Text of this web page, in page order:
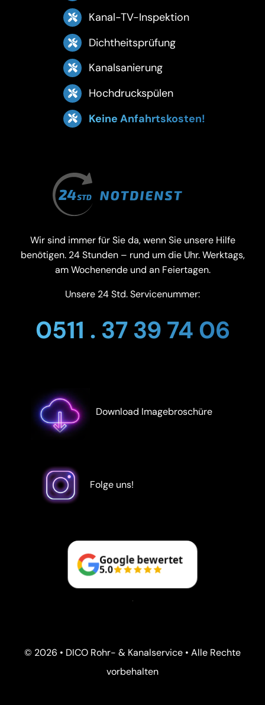
Kanal-TV-Inspektion
Dichtheitsprüfung
Kanalsanierung
Hochdruckspülen
Keine Anfahrtskosten!
Wir sind immer für Sie da, wenn Sie unsere Hilfe
benötigen. 24 Stunden – rund um die Uhr. Werktags,
am Wochenende und an Feiertagen.
Unsere 24 Std. Servicenummer:
0511 . 37 39 74 06
Download Imagebroschüre
Folge uns!
Google bewertet
5.0
© 2026 • DICO Rohr- & Kanalservice • Alle Rechte
vorbehalten